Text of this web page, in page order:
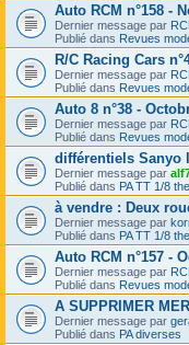
Auto RCM n°158 -
Dernier message par
Publié dans Revues
R/C Racing Cars
Dernier message par
Publié dans Revues
Auto 8 n°38 -
Dernier message par
Publié dans Revues
différentiels Sanyo
Dernier message par
Publié dans PA TT 1/8
à vendre : Deux
Dernier message par
Publié dans PA TT 1/8
Auto RCM n°157 -
Dernier message par
Publié dans Revues
A SUPPRIMER
Dernier message par
Publié dans PA diverses